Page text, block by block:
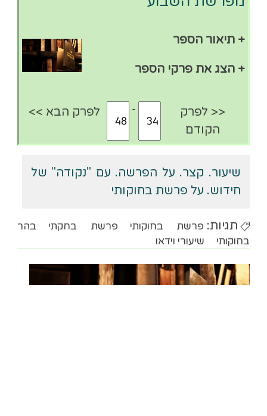
+ תיאור הספר
+ הצג את פרקי הספר
<< לפרק
הקודם
- לפרק הבא >>
שיעור. קצר. על הפרשה. עם "נקודה" של
חידוש. על פרשת בחוקותי
תגיות: פרשת בחוקותי פרשת בחקתי
בהר
בחוקותי
שיעורי וידאו